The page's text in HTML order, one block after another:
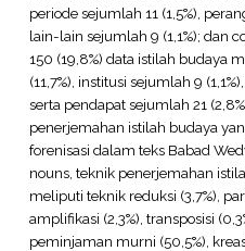
periode sejumlah 11 (1,5%),
lain-lain sejumlah 9 (1,1%); dan
150 (19,8%) data istilah budaya
(11,7%), institusi sejumlah 9
serta pendapat sejumlah 21
penerjemahan istilah budaya
forenisasi dalam teks Babad
nouns, teknik penerjemahan
meliputi teknik reduksi (3,7%),
amplifikasi (2,3%), transposisi
peminjaman murni (50,5%),